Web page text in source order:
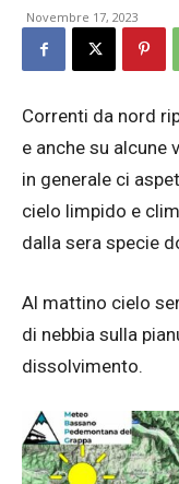
Novembre 17, 2023
Correnti da nord
e anche su alcune
in generale ci
cielo limpido e
dalla sera specie
Al mattino cielo
di nebbia sulla
dissolvimento.